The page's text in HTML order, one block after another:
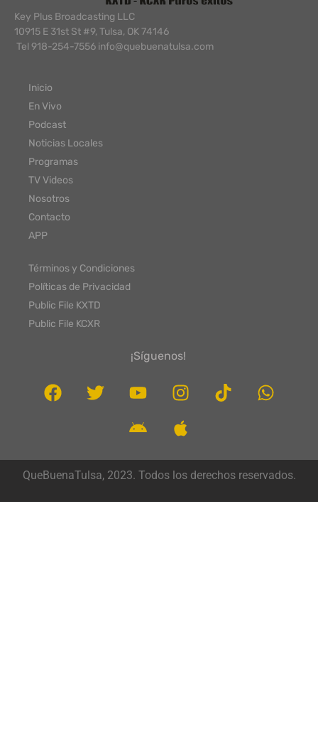
Key Plus Broadcasting LLC
10915 E 31st St #9, Tulsa, OK 74146
Tel 918-254-7556 info@quebuenatulsa.com
Inicio
En Vivo
Podcast
Noticias Locales
Programas
TV Videos
Nosotros
Contacto
APP
Términos y Condiciones
Políticas de Privacidad
Public File KXTD
Public File KCXR
¡Síguenos!
QueBuenaTulsa, 2023. Todos los derechos reservados.